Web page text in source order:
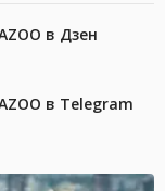
в Дзен
в Telegram